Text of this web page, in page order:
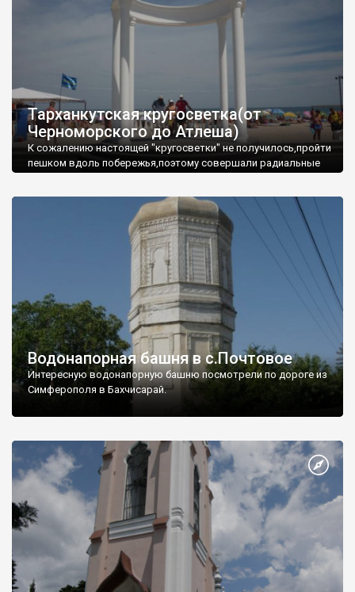
Тарханкутская кругосветка(от
Черноморского до Атлеша)
К сожалению настоящей "кругосветки" не получилось,пройти
пешком вдоль побережья,поэтому совершали радиальные
Водонапорная башня в с.Почтовое
Интересную водонапорную башню посмотрели по дороге из
Симферополя в Бахчисарай.